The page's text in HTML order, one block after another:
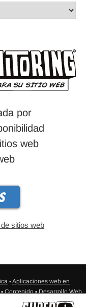
por
web
sitios web
▪Aplicaciones web en
▪ Contenido ▪ Desarrollo Web
de comunicación social▪